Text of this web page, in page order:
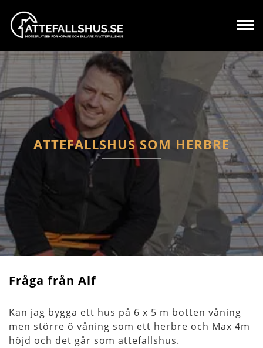
ATTEFALLSHUS SOM HERBRE
Fråga från Alf
Kan jag bygga ett hus på 6 x 5 m botten våning
men större ö våning som ett herbre och Max 4m
höjd och det går som attefallshus.